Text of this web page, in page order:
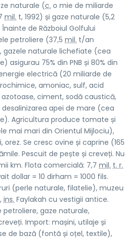
naturale (c. o mie de miliarde
mil. t, 1992) și gaze naturale (5,2
Înainte de Războiul Golfului
petroliere (37,5 mil. t/an
naturale lichefiate (cea
asigurau 75% din PNB și 80% din
electrică (20 miliarde de
amoniac, sulf, acid
ciment, sodă caustică,
apei de mare (cea
Agricultura produce tomate și
mai mari din Orientul Mijlociu),
Se cresc ovine și caprine (165
Pescuit de pește și creveți. Nu
km. Flota comercială: 7,7 mil. t. r.
dollar = 10 dirham = 1000 fils.
(perle naturale, filatelie), muzeu
ins. Faylakah cu vestigii antice.
petroliere, gaze naturale,
Import: mașini, utilaje și
de bază (fontă și oțel, textile),